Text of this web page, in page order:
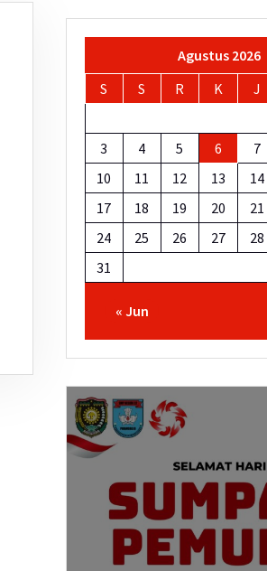
Agustus 2026
S
S R K J
3
4 5 6 7
10
11 12 13 14
17
18 19 20 21
24
25 26 27 28
31
« Jun